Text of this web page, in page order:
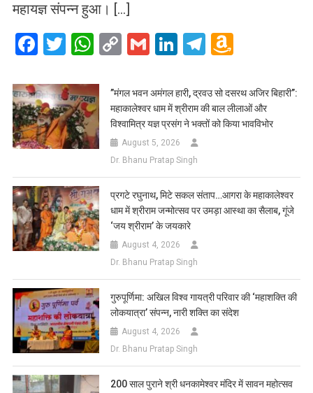
महायज्ञ संपन्न हुआ। […]
Facebook
Twitter
WhatsApp
CopyGmailLinkedIn
Telegram
List
​”मंगल भवन अमंगल हारी, द्रवउ सो दसरथ अजिर बिहारी”:
महाकालेश्वर धाम में श्रीराम की बाल लीलाओं और
विश्वामित्र यज्ञ प्रसंग ने भक्तों को किया भावविभोर
August 5, 2026
Dr. Bhanu Pratap Singh
प्रगटे रघुनाथ, मिटे सकल संताप…आगरा के महाकालेश्वर
धाम में श्रीराम जन्मोत्सव पर उमड़ा आस्था का सैलाब, गूंजे
‘जय श्रीराम’ के जयकारे
August 4, 2026
Dr. Bhanu Pratap Singh
गुरुपूर्णिमा: अखिल विश्व गायत्री परिवार की ‘महाशक्ति की
लोकयात्रा’ संपन्न, नारी शक्ति का संदेश
August 4, 2026
Dr. Bhanu Pratap Singh
200 साल पुराने श्री धनकामेश्वर मंदिर में सावन महोत्सव